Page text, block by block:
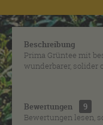
Beschreibung
Prima Grüntee mit
wunderbarer, solider
Bewertungen
9
Bewertungen lesen,